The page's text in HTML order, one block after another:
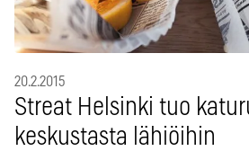
20.2.2015
Streat Helsinki tuo
keskustasta lähiöihin